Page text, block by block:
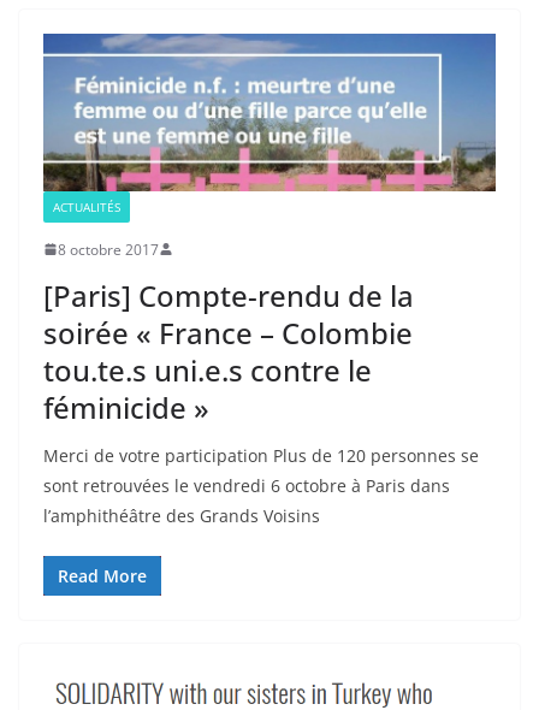
ACTUALITÉS
8 octobre 2017
[Paris] Compte-rendu de la
soirée « France – Colombie
tou.te.s uni.e.s contre le
féminicide »
Merci de votre participation Plus de 120 personnes se
sont retrouvées le vendredi 6 octobre à Paris dans
l’amphithéâtre des Grands Voisins
Read More